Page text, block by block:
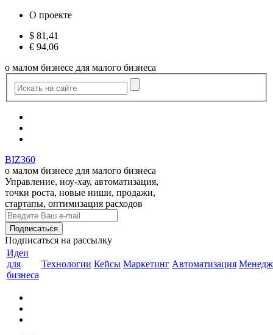
О проекте
$ 81,41
€ 94,06
о малом бизнесе для малого бизнеса
BIZ360
о малом бизнесе для малого бизнеса
Управление, ноу-хау, автоматизация,
точки роста, новые ниши, продажи,
стартапы, оптимизация расходов
Подписаться на рассылку
Идеи
для
бизнеса
Технологии Кейсы Маркетинг Автоматизация